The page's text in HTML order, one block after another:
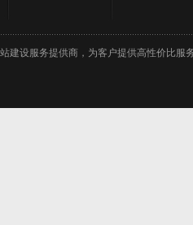
建设服务提供商，为客户提供高性价比服